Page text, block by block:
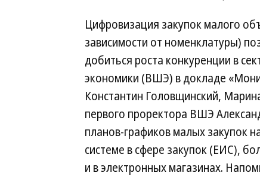
Цифровизация закупок малого
зависимости от номенклатуры)
добиться роста конкуренции в
экономики (ВШЭ) в докладе
Константин Головщинский,
первого проректора ВШЭ
планов-графиков малых закупок
системе в сфере закупок (ЕИС),
и в электронных магазинах.